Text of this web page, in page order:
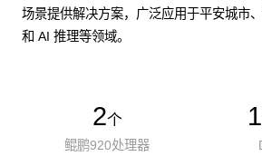
场景提供解决方案，广泛应用于平安城市
和 AI 推理等领域。
2个
鲲鹏920处理器